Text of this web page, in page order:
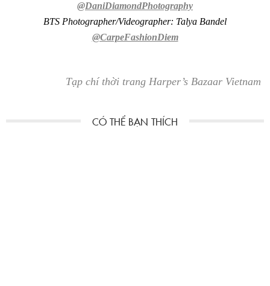
@DaniDiamondPhotography
BTS Photographer/Videographer: Talya Bandel
@CarpeFashionDiem
Tạp chí thời trang Harper’s Bazaar Vietnam